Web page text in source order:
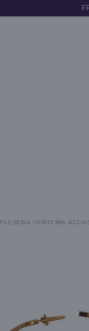
PULSEIRA OURO 18K,